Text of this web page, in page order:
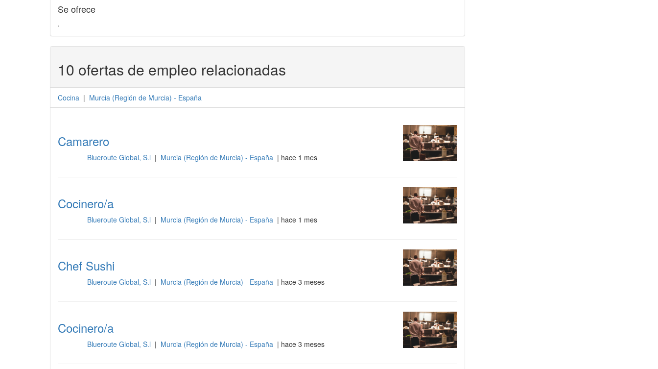
Se ofrece
.
10 ofertas de empleo relacionadas
Cocina | Murcia (Región de Murcia) - España
Camarero
Blueroute Global, S.l | Murcia (Región de Murcia) - España | hace 1 mes
Cocinero/a
Blueroute Global, S.l | Murcia (Región de Murcia) - España | hace 1 mes
Chef Sushi
Blueroute Global, S.l | Murcia (Región de Murcia) - España | hace 3 meses
Cocinero/a
Blueroute Global, S.l | Murcia (Región de Murcia) - España | hace 3 meses